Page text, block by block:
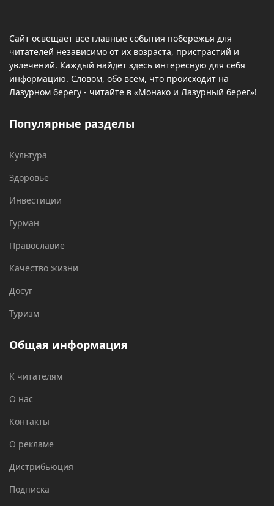
Сайт освещает все главные события побережья для
читателей независимо от их возраста, пристрастий и
увлечений. Каждый найдет здесь интересную для себя
информацию. Словом, обо всем, что происходит на
Лазурном берегу - читайте в «Монако и Лазурный берег»!
Популярные разделы
Культура
Здоровье
Инвестиции
Гурман
Православие
Качество жизни
Досуг
Туризм
Общая информация
К читателям
О нас
Контакты
О рекламе
Дистрибьюция
Подписка